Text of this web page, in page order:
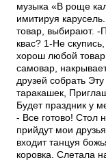
музыка «В роще
имитируя
товар, выбирают. -
квас? 1-Не
хорош любой
самовар,
друзей собрать
таракашек,
Будет праздник у
- Все готово! Стол
прийдут мои
входит танцуя
коровка. Слетала